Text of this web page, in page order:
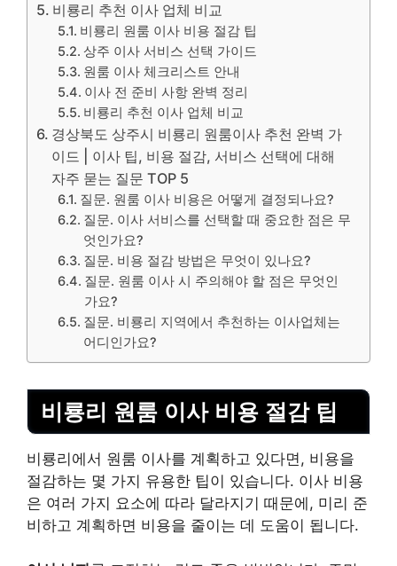
비룡리 추천 이사 업체 비교
비룡리 원룸 이사 비용 절감 팁
상주 이사 서비스 선택 가이드
원룸 이사 체크리스트 안내
이사 전 준비 사항 완벽 정리
비룡리 추천 이사 업체 비교
경상북도 상주시 비룡리 원룸이사 추천 완벽 가
이드 | 이사 팁, 비용 절감, 서비스 선택에 대해
자주 묻는 질문 TOP 5
질문. 원룸 이사 비용은 어떻게 결정되나요?
질문. 이사 서비스를 선택할 때 중요한 점은 무
엇인가요?
질문. 비용 절감 방법은 무엇이 있나요?
질문. 원룸 이사 시 주의해야 할 점은 무엇인
가요?
질문. 비룡리 지역에서 추천하는 이사업체는
어디인가요?
비룡리 원룸 이사 비용 절감 팁
비룡리에서 원룸 이사를 계획하고 있다면, 비용을
절감하는 몇 가지 유용한 팁이 있습니다. 이사 비용
은 여러 가지 요소에 따라 달라지기 때문에, 미리 준
비하고 계획하면 비용을 줄이는 데 도움이 됩니다.